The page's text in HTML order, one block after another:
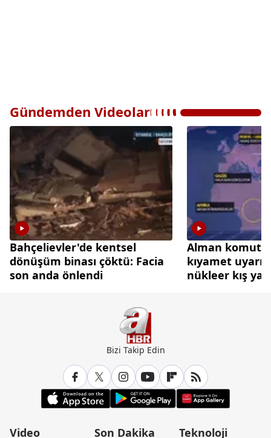
Gündemden Videolar
Bahçelievler'de kentsel
dönüşüm binası çöktü: Facia
son anda önlendi
Alman
kıyamet
nükleer kış
Bizi Takip Edin
Video Son Dakika Teknoloji